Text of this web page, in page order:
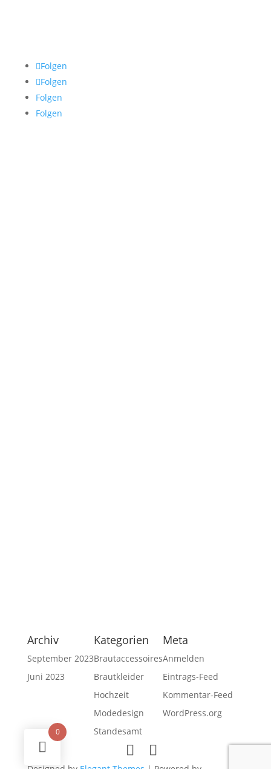
Folgen
Folgen
Folgen
Folgen
Archiv
September 2023
Juni 2023
Kategorien
Brautaccessoires
Brautkleider
Hochzeit
Modedesign
Standesamt
Meta
Anmelden
Eintrags-Feed
Kommentar-Feed
WordPress.org
0